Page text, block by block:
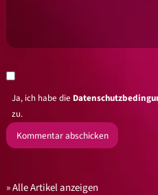
Ja, ich habe die
zu.
Alle Artikel anzeigen